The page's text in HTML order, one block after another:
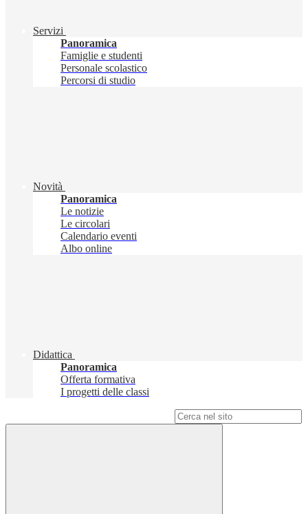
Servizi
Panoramica
Famiglie e studenti
Personale scolastico
Percorsi di studio
Novità
Panoramica
Le notizie
Le circolari
Calendario eventi
Albo online
Didattica
Panoramica
Offerta formativa
I progetti delle classi